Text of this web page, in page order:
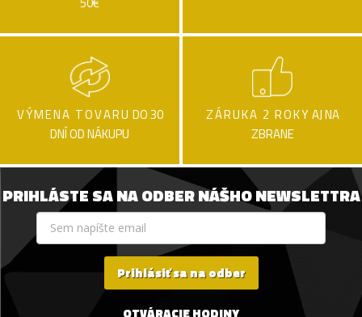
VÝMENA TOVARU DO 30
DNÍ OD NÁKUPU
ZÁRUKA 2 ROKY AJ NA
ZBRANE
PRIHLÁSTE SA NA ODBER NÁŠHO NEWSLETTRA
Prihlásiť sa na odber
OTVÁRACIE HODINY